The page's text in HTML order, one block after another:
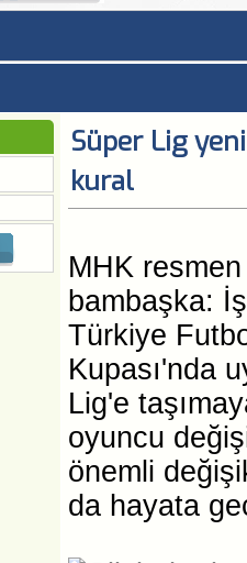
Süper Lig
kural
MHK
bambaşka:
Türkiye
Kupası'nda
Lig'e
oyuncu
önemli
da hayata